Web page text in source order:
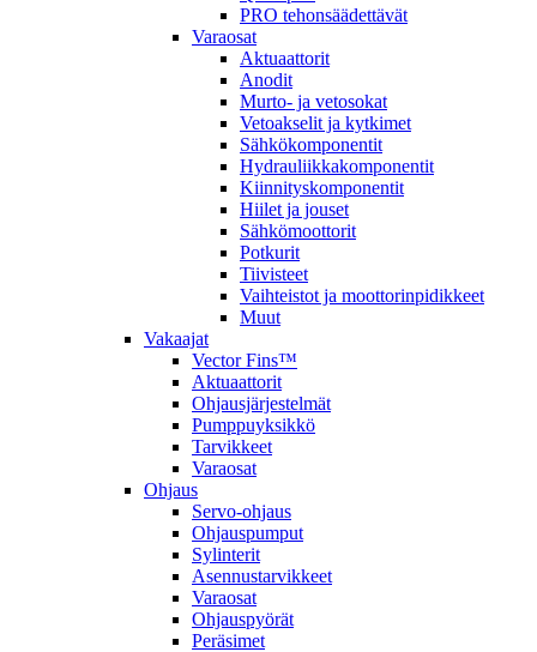
PRO tehonsäädettävät
Varaosat
Aktuaattorit
Anodit
Murto- ja vetosokat
Vetoakselit ja kytkimet
Sähkökomponentit
Hydrauliikkakomponentit
Kiinnityskomponentit
Hiilet ja jouset
Sähkömoottorit
Potkurit
Tiivisteet
Vaihteistot ja moottorinpidikkeet
Muut
Vakaajat
Vector Fins™
Aktuaattorit
Ohjausjärjestelmät
Pumppuyksikkö
Tarvikkeet
Varaosat
Ohjaus
Servo-ohjaus
Ohjauspumput
Sylinterit
Asennustarvikkeet
Varaosat
Ohjauspyörät
Peräsimet